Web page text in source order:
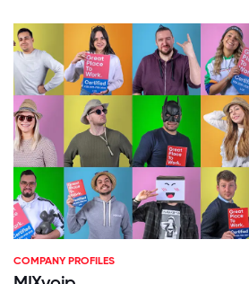
COMPANY PROFILES